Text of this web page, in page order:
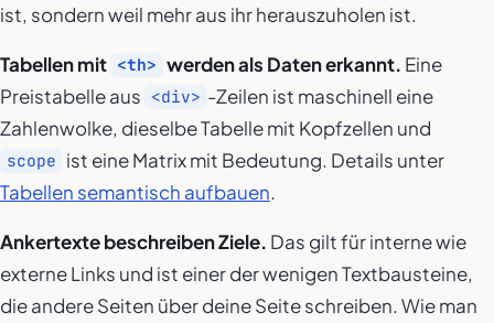
ist, sondern weil mehr aus ihr herauszuholen ist.
Tabellen mit <th> werden als Daten erkannt. Eine
Preistabelle aus <div> -Zeilen ist maschinell eine
Zahlenwolke, dieselbe Tabelle mit Kopfzellen und
scope ist eine Matrix mit Bedeutung. Details unter
Tabellen semantisch aufbauen.
Ankertexte beschreiben Ziele. Das gilt für interne wie
externe Links und ist einer der wenigen Textbausteine,
die andere Seiten überdeine Seite schreiben. Wie man